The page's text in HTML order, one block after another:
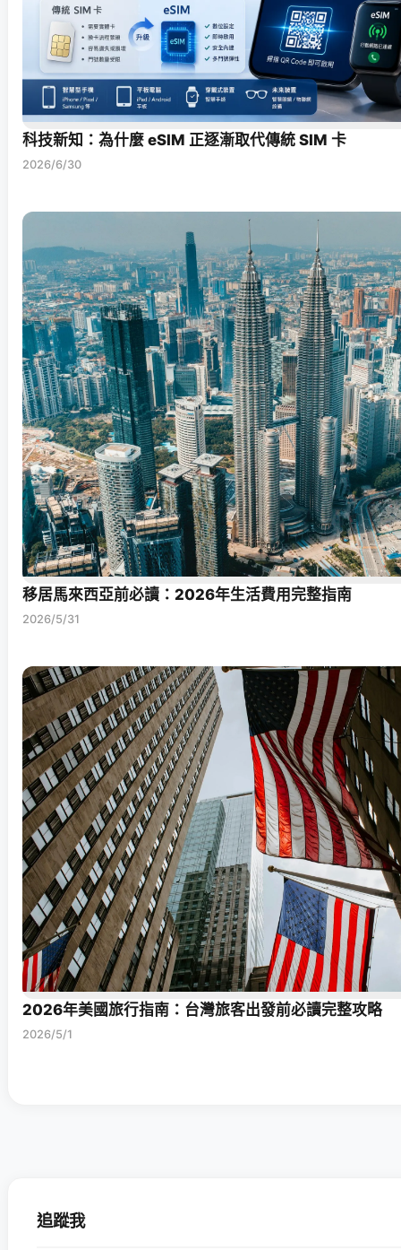
科技新知：為什麼 eSIM 正逐漸取代傳統 SIM 卡
2026/6/30
移居馬來西亞前必讀：2026年生活費用完整指南
2026/5/31
2026年美國旅行指南：台灣旅客出發前必讀完整攻略
2026/5/1
追蹤我